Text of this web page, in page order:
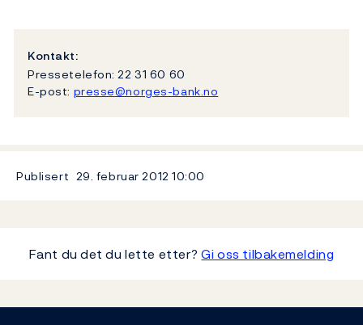
Kontakt:
Pressetelefon: 22 31 60 60
E-post: presse@norges-bank.no
Publisert 29. februar 201210:00
Fant du det du lette etter?Gi oss tilbakemelding